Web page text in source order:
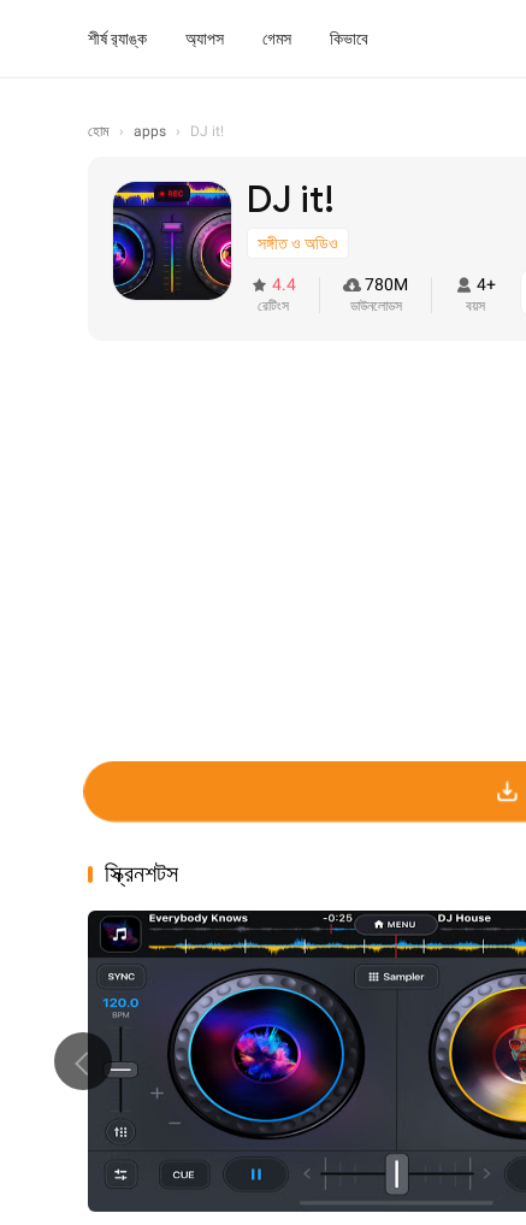
শীর্ষ র‍্যাঙ্ক অ্যাপস গেমস কিভাবে
হোম › apps › DJ it!
DJ it!
সঙ্গীত ও অডিও
4.4
রেটিংস
780M
ডাউনলোডস
4+
বয়স
স্ক্রিনশটস